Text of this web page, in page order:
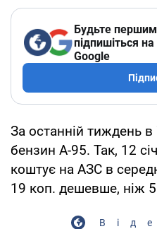
Будьте
підпишіться
Google
За останній тиждень
бензин А-95. Так, 12
коштує на АЗС в
19 коп. дешевше, ніж